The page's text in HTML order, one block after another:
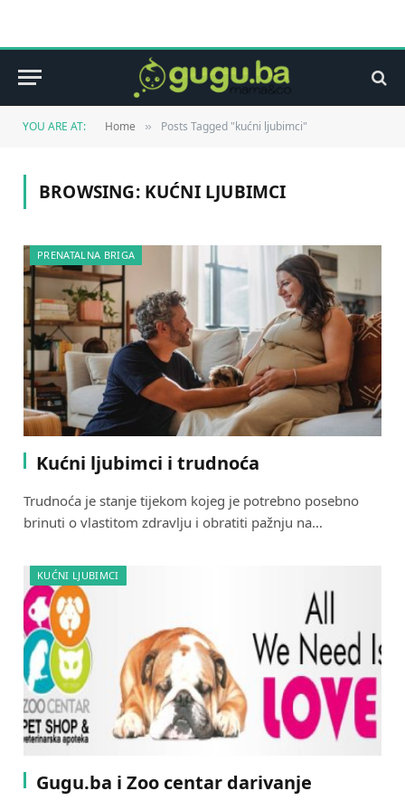
YOU ARE AT: Home » Posts Tagged "kućni ljubimci"
BROWSING: KUĆNI LJUBIMCI
PRENATALNA BRIGA
Kućni ljubimci i trudnoća
Trudnoća je stanje tijekom kojeg je potrebno posebno
brinuti o vlastitom zdravlju i obratiti pažnju na…
KUĆNI LJUBIMCI
Gugu.ba i Zoo centar darivanje